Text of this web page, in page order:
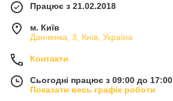
Працює з 21.02.2018
м. Київ
Данченка, 3, Київ, Україна
Контакти
Сьогодні працює з 09:00 до 17:00
Показати весь графік роботи